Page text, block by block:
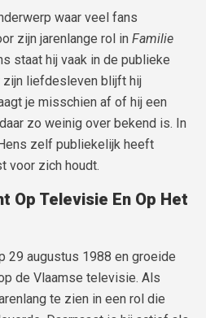
waar veel fans
zijn jarenlange rol in Familie
staat hij vaak in de publieke
zijn liefdesleven blijft hij
je misschien af of hij een
zo weinig over bekend is. In
zelf publiekelijk heeft
voor zich houdt.
Op Televisie En Op Het
29 augustus 1988 en groeide
de Vlaamse televisie. Als
te zien in een rol die